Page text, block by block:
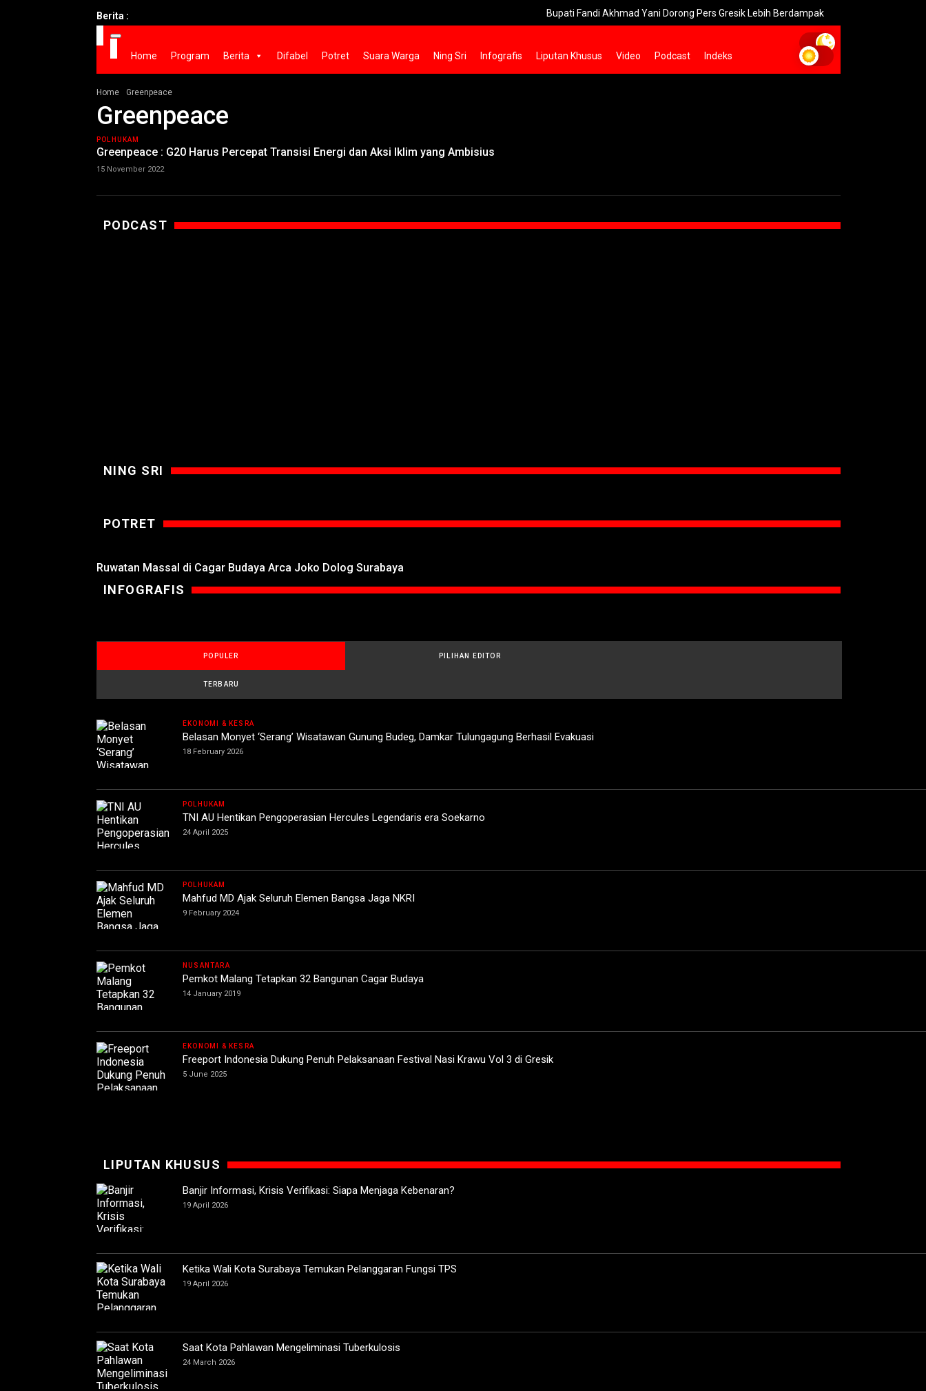
Berita : Bupati Fandi Akhmad Yani Dorong Pers Gresik Lebih Berdampak
Home Program Berita Difabel Potret Suara Warga Ning Sri Infografis Liputan Khusus Video Podcast Indeks
Home Greenpeace
Greenpeace
POLHUKAM
Greenpeace : G20 Harus Percepat Transisi Energi dan Aksi Iklim yang Ambisius
15 November 2022
PODCAST
NING SRI
POTRET
Ruwatan Massal di Cagar Budaya Arca Joko Dolog Surabaya
INFOGRAFIS
POPULER PILIHAN EDITOR
TERBARU
EKONOMI & KESRA
Belasan Monyet ‘Serang’ Wisatawan Gunung Budeg, Damkar Tulungagung Berhasil Evakuasi
18 February 2026
POLHUKAM
TNI AU Hentikan Pengoperasian Hercules Legendaris era Soekarno
24 April 2025
POLHUKAM
Mahfud MD Ajak Seluruh Elemen Bangsa Jaga NKRI
9 February 2024
NUSANTARA
Pemkot Malang Tetapkan 32 Bangunan Cagar Budaya
14 January 2019
EKONOMI & KESRA
Freeport Indonesia Dukung Penuh Pelaksanaan Festival Nasi Krawu Vol 3 di Gresik
5 June 2025
LIPUTAN KHUSUS
Banjir Informasi, Krisis Verifikasi: Siapa Menjaga Kebenaran?
19 April 2026
Ketika Wali Kota Surabaya Temukan Pelanggaran Fungsi TPS
19 April 2026
Saat Kota Pahlawan Mengeliminasi Tuberkulosis
24 March 2026